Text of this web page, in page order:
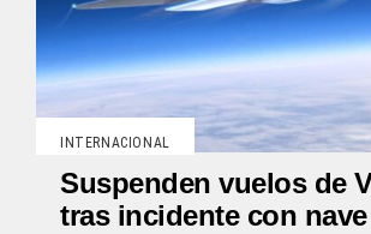
INTERNACIONAL
Suspenden vuelos de
tras incidente con